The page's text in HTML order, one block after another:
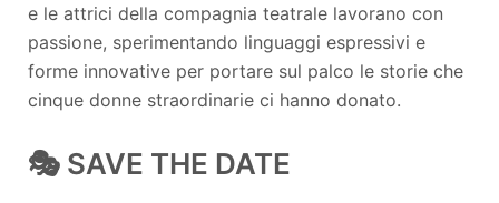
e le attrici della compagnia teatrale lavorano con
passione, sperimentando linguaggi espressivi e
forme innovative per portare sul palco le storie che
cinque donne straordinarie ci hanno donato.
🎭 SAVE THE DATE